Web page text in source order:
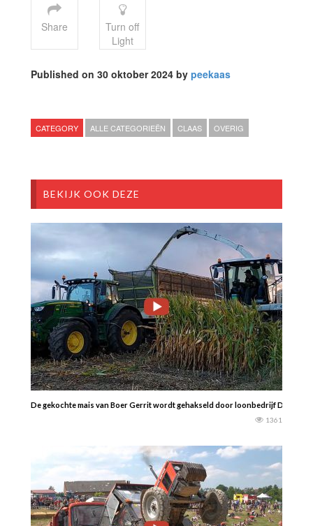
Share
Turn off
Light
Published on 30 oktober 2024 by peekaas
CATEGORY ALLE CATEGORIEËN CLAAS OVERIG
BEKIJK OOK DEZE
De gekochte mais van Boer Gerrit wordt gehakseld door loonbedrijf
1361